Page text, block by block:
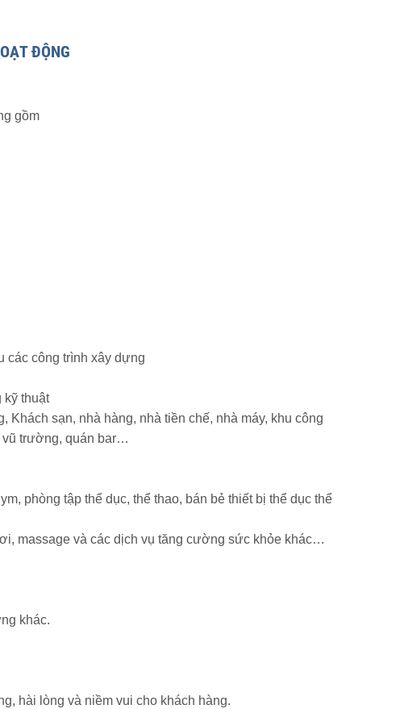
ĐỘNG
gồm
các công trình xây dựng
kỹ thuật
sạn, nhà hàng, nhà tiền chế, nhà máy, khu công
vũ trường, quán bar…
phòng tập thể dục, thể thao, bán bẻ thiết bị thể dục thể
massage và các dịch vụ tăng cường sức khỏe khác…
khác.
hài lòng và niềm vui cho khách hàng.